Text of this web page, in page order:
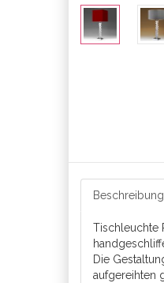
Beschreibung
Tischleuchte
Die
aufgereihten